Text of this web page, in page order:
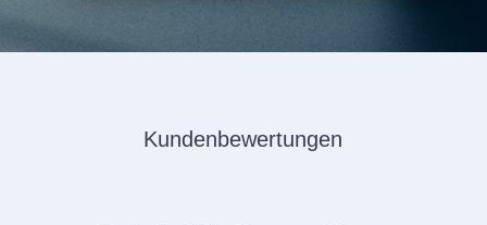
Kundenbewertungen